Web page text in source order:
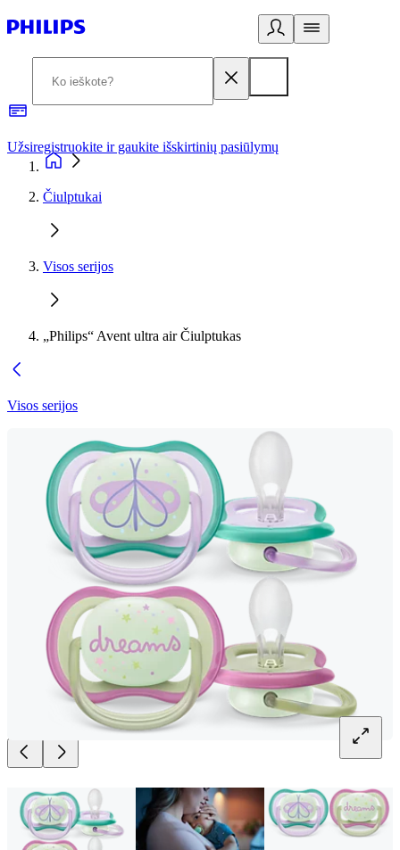
Užsiregistruokite ir gaukite išskirtinių pasiūlymų
Čiulptukai
Visos serijos
„Philips“ Avent ultra air Čiulptukas
Visos serijos